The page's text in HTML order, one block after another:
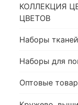
КОЛЛЕКЦИЯ
ЦВЕТОВ
Наборы
Наборы для
Оптовые